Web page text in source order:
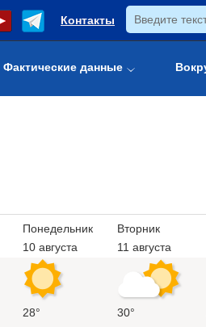
Контакты
Фактические данные
Понедельник
10 августа
Вторник
11 августа
28° 30°